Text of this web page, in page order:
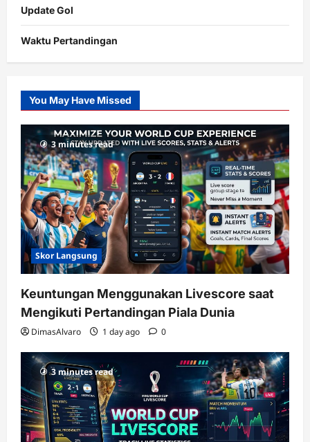
Update Gol
Waktu Pertandingan
Slot
Gacor
RTP
terupdate
You May Have Missed
3 minutes read
Skor Langsung
Keuntungan Menggunakan Livescore saat
Mengikuti Pertandingan Piala Dunia
DimasAlvaro 1 day ago 0
3 minutes read